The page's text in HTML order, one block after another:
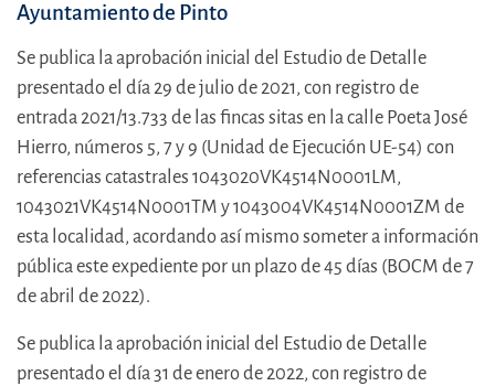
Ayuntamiento de Pinto
Se publica la aprobación inicial del Estudio de Detalle
presentado el día 29 de julio de 2021, con registro de
entrada 2021/13.733 de las fincas sitas en la calle Poeta José
Hierro, números 5, 7 y 9 (Unidad de Ejecución UE-54) con
referencias catastrales 1043020VK4514N0001LM,
1043021VK4514N0001TM y 1043004VK4514N0001ZM de
esta localidad, acordando así mismo someter a información
pública este expediente por un plazo de 45 días (BOCM de 7
de abril de 2022).
Se publica la aprobación inicial del Estudio de Detalle
presentado el día 31 de enero de 2022, con registro de